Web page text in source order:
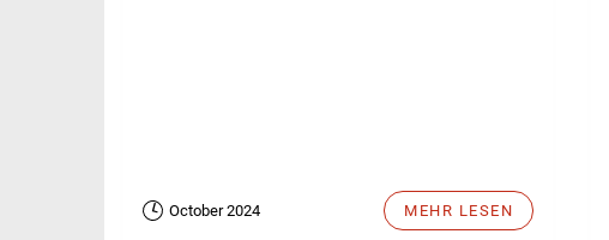
October 2024 MEHR LESEN